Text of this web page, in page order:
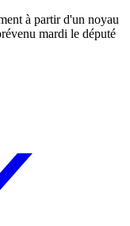
à partir d'un noyau
mardi le député